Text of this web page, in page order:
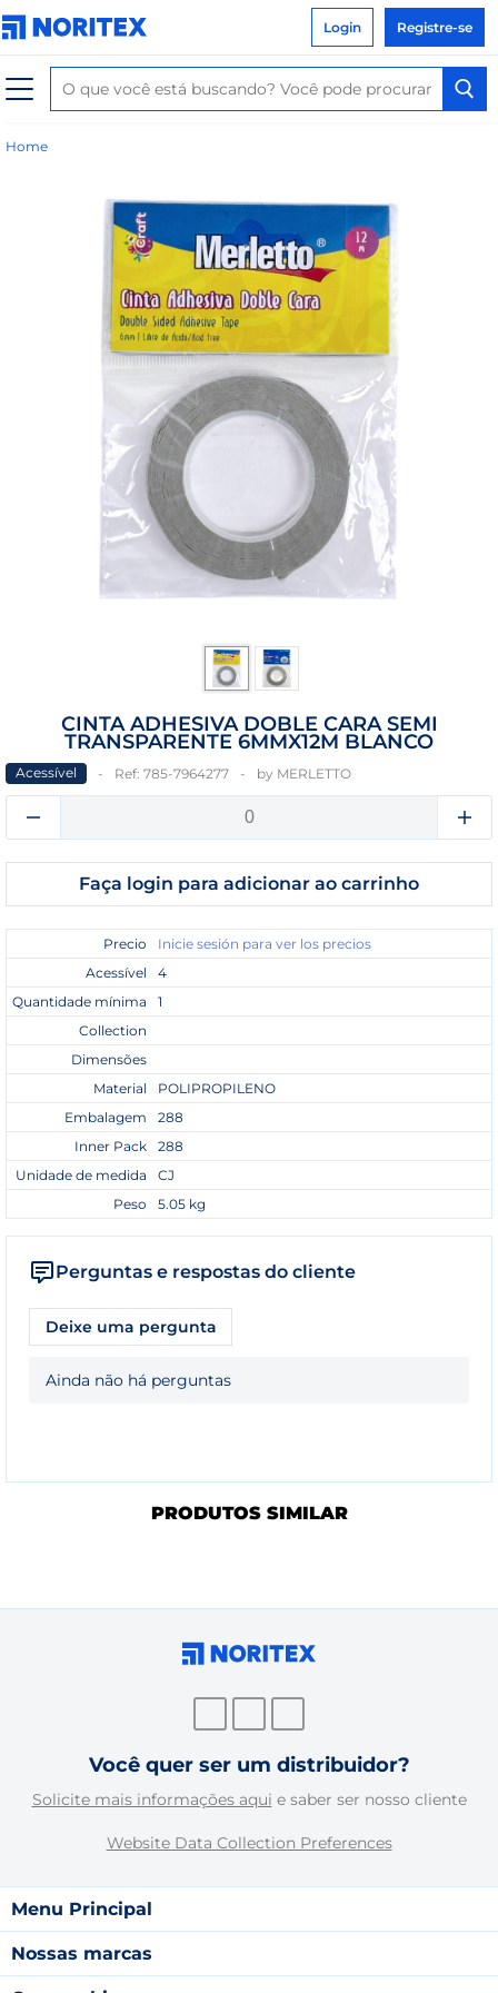
Login Registre-se
Home
CINTA ADHESIVA DOBLE CARA SEMI
TRANSPARENTE 6MMX12M BLANCO
Acessível Ref: 785-7964277 by MERLETTO
Faça login para adicionar ao carrinho
Precio
Inicie sesión para ver los precios
Acessível
4
Quantidade mínima
1
Collection
Dimensões
Material
POLIPROPILENO
Embalagem
288
Inner Pack
288
Unidade de medida
CJ
Peso
5.05 kg
Perguntas e respostas do cliente
Deixe uma pergunta
Ainda não há perguntas
PRODUTOS SIMILAR
Você quer ser um distribuidor?
Solicite mais informações aqui e saber ser nosso cliente
Website Data Collection Preferences
Menu Principal
Nossas marcas